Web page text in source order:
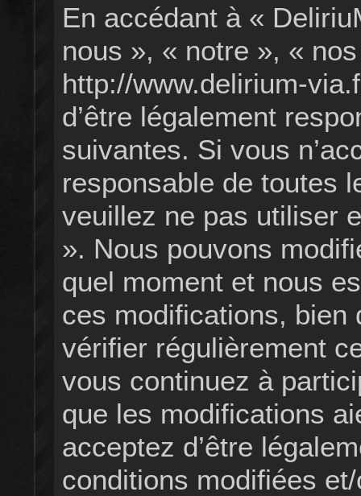
En accédant à «
nous », « notre », «
http://www.delirium-
d’être légalement
suivantes. Si vous
responsable de toutes
veuillez ne pas utiliser
». Nous pouvons
quel moment et nous
ces modifications, bien
vérifier régulièrement
vous continuez à
que les modifications
acceptez d’être
conditions modifiées